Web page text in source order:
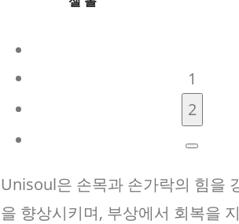
1
2
Unisoul은 손목과 손가락의 힘을
을 향상시키며, 부상에서 회복을